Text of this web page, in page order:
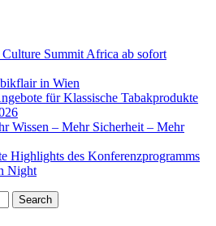
Summit Africa ab sofort
in Wien
für Klassische Tabakprodukte
Wissen – Mehr Sicherheit – Mehr
Highlights des Konferenzprogramms
Night